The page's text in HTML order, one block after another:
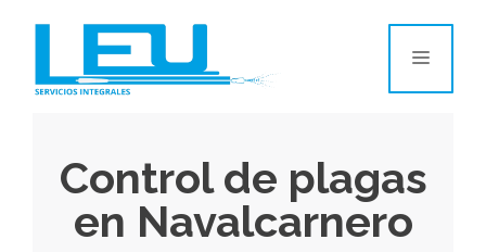
Control de plagas
en Navalcarnero